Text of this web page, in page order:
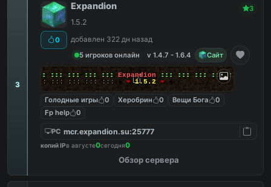
3
0
Expandion 3
1.5.2
добавлен 322 дн назад
5 игроков онлайн
v 1.4.7 - 1.6.4 Сайт
::: ::: ::: ::: ::: Expandion ::: ::: ::: ::: :::
╚╝::: ::: ::: ::: ::: ::: + ❤ 1.5.2 ❤+
Голодные игры 0 Херобрин 0 Вещи Бога
0
Fp help
0
PC mcr.expandion.su:25777
копий IPв августе0сегодня0
Обзор сервера